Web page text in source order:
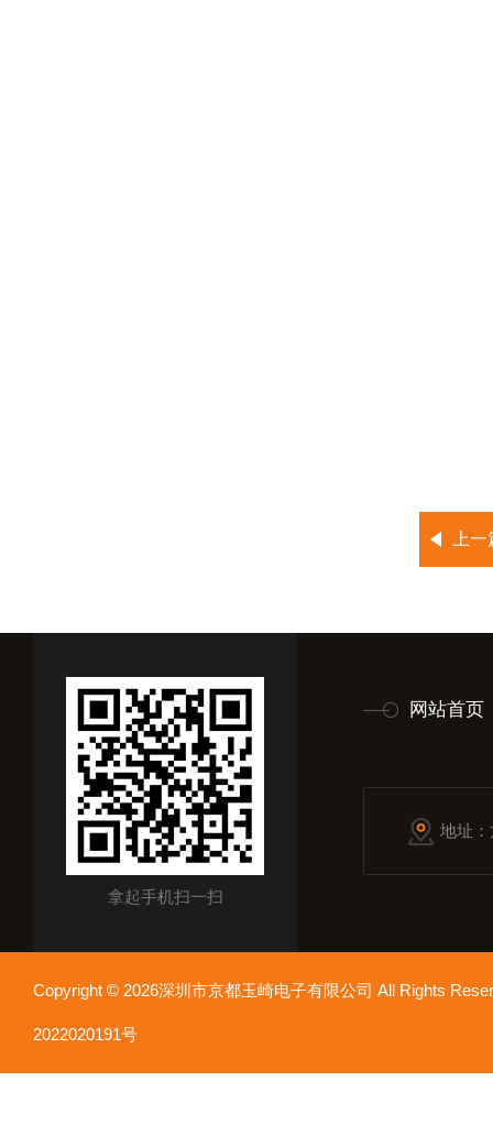
上
拿起手机扫一扫
网站首页
地址
Copyright © 2026深圳市京都玉崎电子有限公司 All Rights
2022020191号